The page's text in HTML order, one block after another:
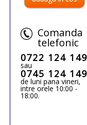
Comanda
telefonic
0722 124 149
sau
0745 124 149
de luni pana vineri,
intre orele 10:00 -
18:00.